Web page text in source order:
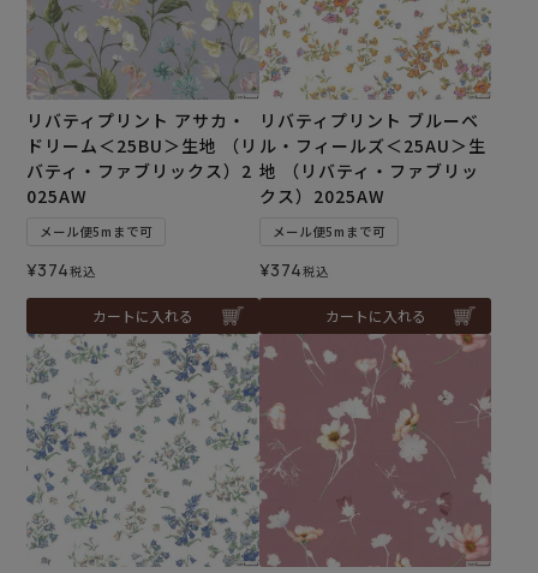
リバティプリント アサカ・
ドリーム＜25BU＞生地 （リ
バティ・ファブリックス）2
025AW
メール便5mまで可
¥374税込
カートに入れる
リバティプリント ブルーベ
ル・フィールズ＜25AU＞生
地 （リバティ・ファブリッ
クス）2025AW
メール便5mまで可
¥374税込
カートに入れる